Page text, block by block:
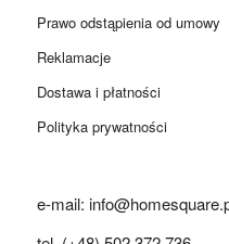
Prawo odstąpienia od umowy
Reklamacje
Dostawa i płatności
Polityka prywatności
e-mail: